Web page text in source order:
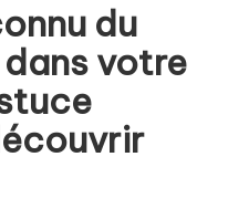
du
votre